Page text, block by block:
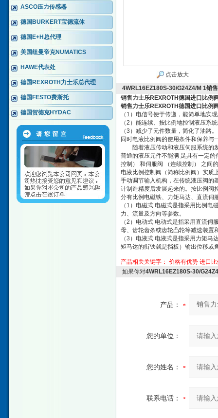
ASCO压力传感器
德国BURKERT宝德流体
德国E+H总代理
美国纽曼帝克NUMATICS
HAWE代表处
德国REXROTH力士乐总代理
德国FESTO费斯托
德国贺德克HYDAC
点击放大
4WRL16EZ180S-30/G24Z4/M 1销
销售力士乐REXROTH德国进口比例
销售力士乐REXROTH德国进口比例
（1）电信号便于传递，能简单地实
（2）能连续、按比例地控制液压系
（3）减少了元件数量，简化了油路。
同时电液比例阀的使用条件和保养与
随着液压传动和液压伺服系统的发
普通的液压元件不能满 足具有一定
控制） 和伺服阀 （连续控制） 之间
电液比例控制阀（简称比例阀）实质
手动调节输入机构，在传统液压阀的
计制造精度后发展起来的。按比例阀
分有比例电磁铁、力矩马达、直流伺
（1）电磁式 电磁式是指采用比例
力、流量及方向等参数。
（2）电动式 电动式是指采用直流
母、齿轮齿条或齿轮凸轮等减速装置
（3）电液式 电液式是指采用力矩
矩马达的衔铁就是挡板）输出位移或
产品相关关键字： 价格有优势 进口
如果你对4WRL16EZ180S-30/
产品：
您的单位：
您的姓名：
联系电话：